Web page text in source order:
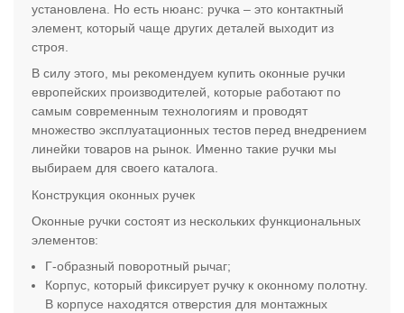
установлена. Но есть нюанс: ручка – это контактный
элемент, который чаще других деталей выходит из
строя.
В силу этого, мы рекомендуем купить оконные ручки
европейских производителей, которые работают по
самым современным технологиям и проводят
множество эксплуатационных тестов перед внедрением
линейки товаров на рынок. Именно такие ручки мы
выбираем для своего каталога.
Конструкция оконных ручек
Оконные ручки состоят из нескольких функциональных
элементов:
Г-образный поворотный рычаг;
Корпус, который фиксирует ручку к оконному полотну.
В корпусе находятся отверстия для монтажных